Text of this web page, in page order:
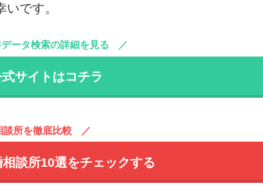
です。
ータ検索の詳細を見る
サイトはコチラ
談所を徹底比較
談所10選をチェックする